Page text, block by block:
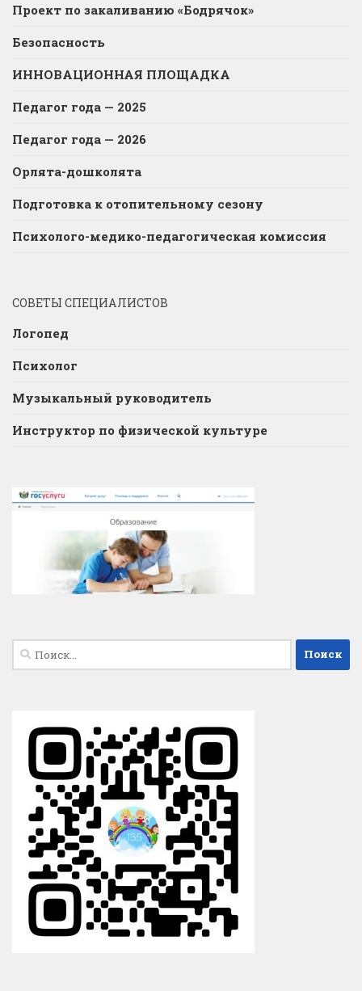
Проект по закаливанию «Бодрячок»
Безопасность
ИННОВАЦИОННАЯ ПЛОЩАДКА
Педагог года — 2025
Педагог года — 2026
Орлята-дошколята
Подготовка к отопительному сезону
Психолого-медико-педагогическая комиссия
СОВЕТЫ СПЕЦИАЛИСТОВ
Логопед
Психолог
Музыкальный руководитель
Инструктор по физической культуре
Найти: